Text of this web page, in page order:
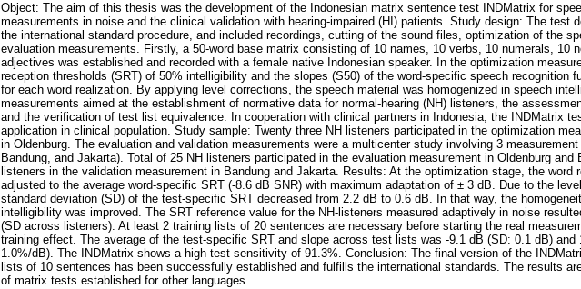
Object: The aim of this thesis was the development of the Indonesian matrix sentence test INDMatrix for
measurements in noise and the clinical validation with hearing-impaired (HI) patients. Study design: The test
the international standard procedure, and included recordings, cutting of the sound files, optimization of the
evaluation measurements. Firstly, a 50-word base matrix consisting of 10 names, 10 verbs, 10 numerals, 10
adjectives was established and recorded with a female native Indonesian speaker. In the optimization
reception thresholds (SRT) of 50% intelligibility and the slopes (S50) of the word-specific speech recognition
for each word realization. By applying level corrections, the speech material was homogenized in speech
measurements aimed at the establishment of normative data for normal-hearing (NH) listeners, the
and the verification of test list equivalence. In cooperation with clinical partners in Indonesia, the INDMatrix
application in clinical population. Study sample: Twenty three NH listeners participated in the optimization
in Oldenburg. The evaluation and validation measurements were a multicenter study involving 3
Bandung, and Jakarta). Total of 25 NH listeners participated in the evaluation measurement in Oldenburg and
listeners in the validation measurement in Bandung and Jakarta. Results: At the optimization stage, the word
adjusted to the average word-specific SRT (-8.6 dB SNR) with maximum adaptation of ± 3 dB. Due to the
standard deviation (SD) of the test-specific SRT decreased from 2.2 dB to 0.6 dB. In that way, the
intelligibility was improved. The SRT reference value for the NH-listeners measured adaptively in noise
(SD across listeners). At least 2 training lists of 20 sentences are necessary before starting the real
training effect. The average of the test-specific SRT and slope across test lists was -9.1 dB (SD: 0.1 dB) and
1.0%/dB). The INDMatrix shows a high test sensitivity of 91.3%. Conclusion: The final version of the
lists of 10 sentences has been successfully established and fulfills the international standards. The results
of matrix tests established for other languages.